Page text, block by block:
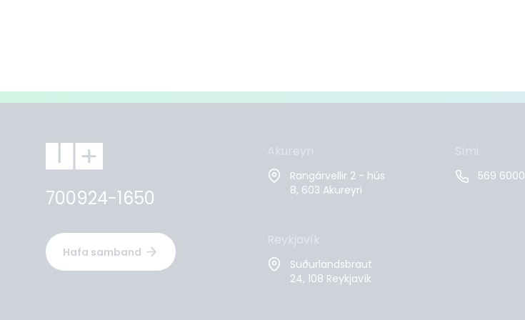
700924-1650
Hafa samband
Akureyri
Rangárvellir 2 - hús
8, 603 Akureyri
Sími
569 6000
Reykjavík
Suðurlandsbraut
24, 108 Reykjavík